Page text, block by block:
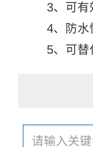
3、可有效
4、防水性
5、可替代